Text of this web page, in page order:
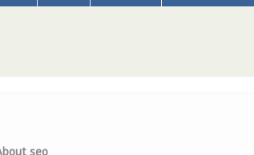
seo